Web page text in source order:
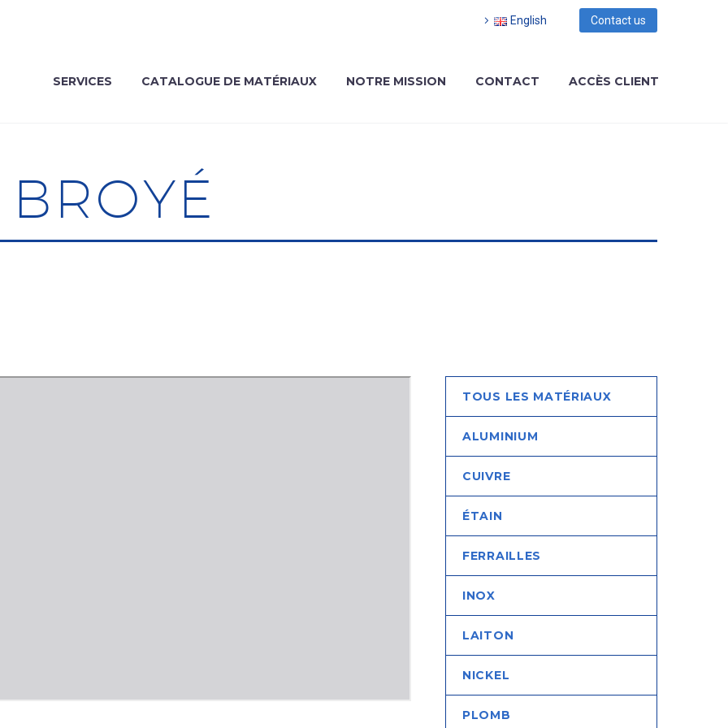
English Contact us
SERVICES CATALOGUE DE MATÉRIAUX NOTRE MISSION CONTACT ACCÈS CLIENT
TOUS LES MATÉRIAUX
ALUMINIUM
CUIVRE
ÉTAIN
FERRAILLES
INOX
LAITON
NICKEL
PLOMB